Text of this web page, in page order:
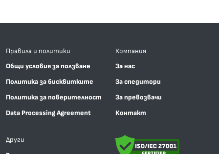
Правила и политики
Общи условия за ползване
Политика за бисквитките
Политика за поверителност
Data Processing Agreement
Компания
За нас
За спедитори
За превозвачи
Контакт
Други